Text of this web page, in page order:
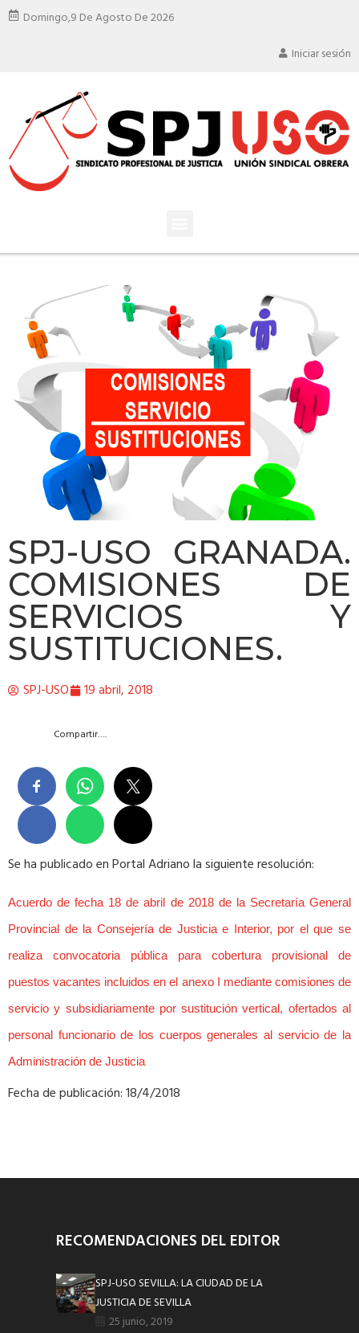
Domingo,9 De Agosto De 2026
Iniciar sesión
SPJ-USO GRANADA.
COMISIONES DE
SERVICIOS Y
SUSTITUCIONES.
SPJ-USO 19 abril, 2018
Compartir….
Se ha publicado en Portal Adriano la siguiente resolución:
Acuerdo de fecha 18 de abril de 2018 de la Secretaría General
Provincial de la Consejería de Justicia e Interior, por el que se
realiza convocatoria pública para cobertura provisional de
puestos vacantes incluidos en el anexo I mediante comisiones de
servicio y subsidiariamente por sustitución vertical, ofertados al
personal funcionario de los cuerpos generales al servicio de la
Administración de Justicia
Fecha de publicación: 18/4/2018
RECOMENDACIONES DEL EDITOR
SPJ-USO SEVILLA: LA CIUDAD DE LA
JUSTICIA DE SEVILLA
25 junio, 2019